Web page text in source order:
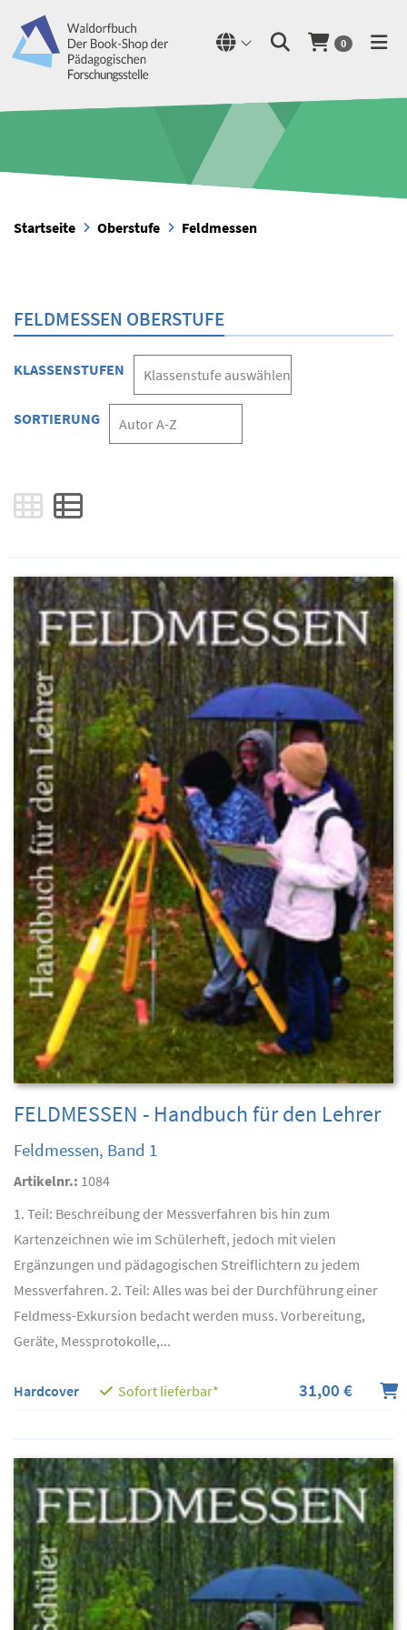
0
Startseite Oberstufe Feldmessen
FELDMESSEN OBERSTUFE
KLASSENSTUFEN
SORTIERUNG
FELDMESSEN - Handbuch für den Lehrer
Feldmessen, Band 1
Artikelnr.: 1084
1. Teil: Beschreibung der Messverfahren bis hin zum
Kartenzeichnen wie im Schülerheft, jedoch mit vielen
Ergänzungen und pädagogischen Streiflichtern zu jedem
Messverfahren. 2. Teil: Alles was bei der Durchführung einer
Feldmess-Exkursion bedacht werden muss. Vorbereitung,
Geräte, Messprotokolle,...
Hardcover Sofort lieferbar* 31,00 €